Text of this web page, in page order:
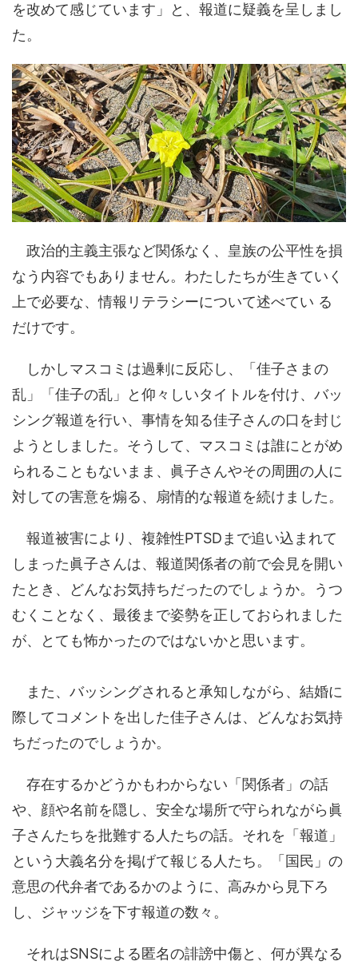
を改めて感じています」と、報道に疑義を呈しまし
た。
政治的主義主張など関係なく、皇族の公平性を損
なう内容でもありません。わたしたちが生きていく
上で必要な、情報リテラシーについて述べてい る
だけです。
しかしマスコミは過剰に反応し、「佳子さまの
乱」「佳子の乱」と仰々しいタイトルを付け、バッ
シング報道を行い、事情を知る佳子さんの口を封じ
ようとしました。そうして、マスコミは誰にとがめ
られることもないまま、眞子さんやその周囲の人に
対しての害意を煽る、扇情的な報道を続けました。
報道被害により、複雑性PTSDまで追い込まれて
しまった眞子さんは、報道関係者の前で会見を開い
たとき、どんなお気持ちだったのでしょうか。うつ
むくことなく、最後まで姿勢を正しておられました
が、とても怖かったのではないかと思います。
また、バッシングされると承知しながら、結婚に
際してコメントを出した佳子さんは、どんなお気持
ちだったのでしょうか。
存在するかどうかもわからない「関係者」の話
や、顔や名前を隠し、安全な場所で守られながら眞
子さんたちを批難する人たちの話。それを「報道」
という大義名分を掲げて報じる人たち。「国民」の
意思の代弁者であるかのように、高みから見下ろ
し、ジャッジを下す報道の数々。
それはSNSによる匿名の誹謗中傷と、何が異なる